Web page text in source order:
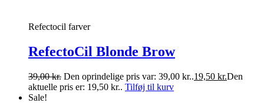
Refectocil farver
RefectoCil Blonde Brow
39,00kr. Den oprindelige pris var: 39,00 kr..19,50 kr.Den
aktuelle pris er: 19,50 kr.. Tilføj til kurv
Sale!